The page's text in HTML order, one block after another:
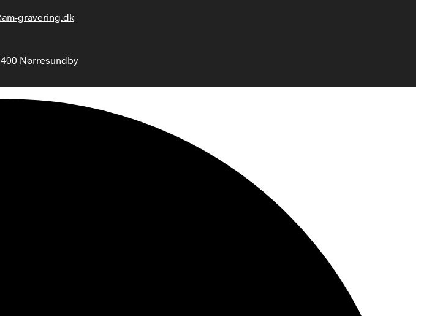
gravering.dk
Nørresundby